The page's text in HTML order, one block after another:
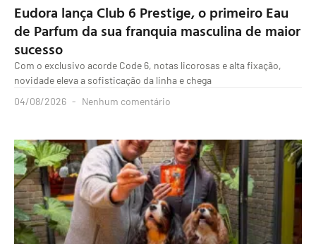
Eudora lança Club 6 Prestige, o primeiro Eau
de Parfum da sua franquia masculina de maior
sucesso
Com o exclusivo acorde Code 6, notas licorosas e alta fixação,
novidade eleva a sofisticação da linha e chega
04/08/2026
Nenhum comentário